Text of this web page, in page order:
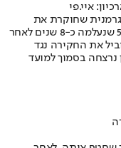
איי.פי
שחוקרת את
היעלמותה של הילדה אינגה ג'ריקקה ילדה בת 5 שנעלמה כ-8 שנים לאחר
את החקירה נגד
נרצחה בסמוך למועד